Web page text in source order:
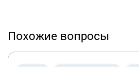
Похожие вопросы